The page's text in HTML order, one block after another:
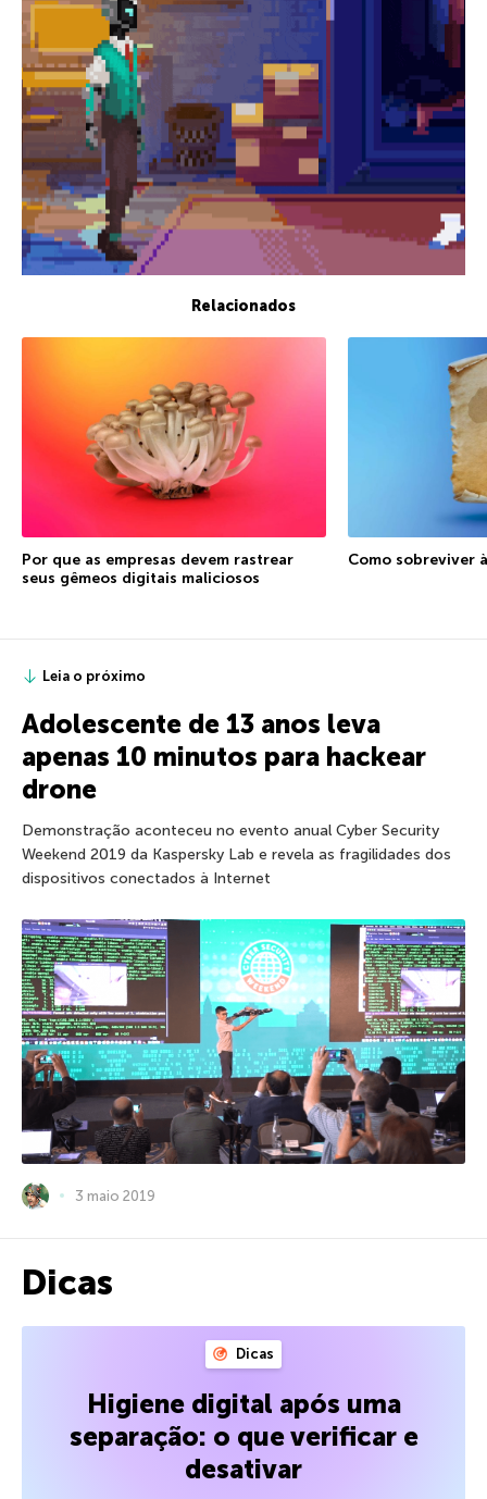
Relacionados
Por que as empresas devem rastrear
seus gêmeos digitais maliciosos
Como sobreviver
Leia o próximo
Adolescente de 13 anos leva
apenas 10 minutos para hackear
drone
Demonstração aconteceu no evento anual Cyber Security
Weekend 2019 da Kaspersky Lab e revela as fragilidades dos
dispositivos conectados à Internet
3 maio 2019
Dicas
Dicas
Higiene digital após uma
separação: o que verificar e
desativar